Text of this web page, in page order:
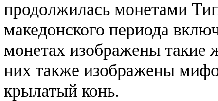
продолжилась монетами
македонского периода
монетах изображены такие
них также изображены
крылатый конь.